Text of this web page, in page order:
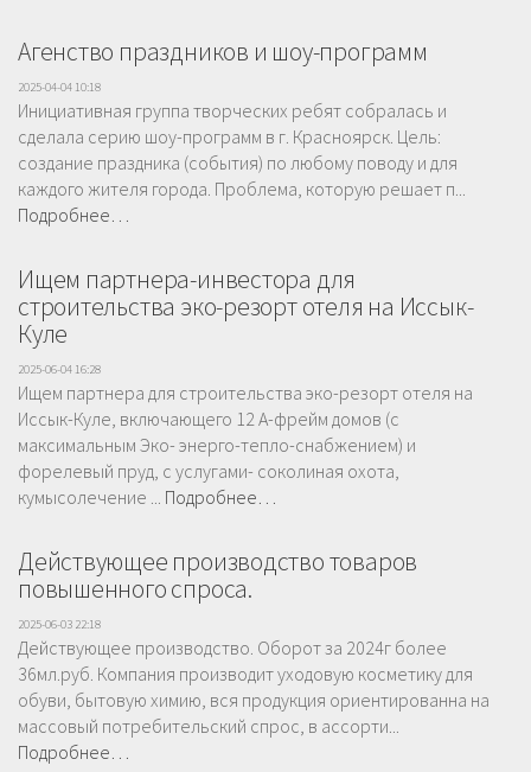
Агенство праздников и шоу-программ
2025-04-04 10:18
Инициативная группа творческих ребят собралась и
сделала серию шоу-программ в г. Красноярск. Цель:
создание праздника (события) по любому поводу и для
каждого жителя города. Проблема, которую решает п...
Подробнее…
Ищем партнера-инвестора для
строительства эко-резорт отеля на Иссык-
Куле
2025-06-04 16:28
Ищем партнера для строительства эко-резорт отеля на
Иссык-Куле, включающего 12 А-фрейм домов (с
максимальным Эко- энерго-тепло-снабжением) и
форелевый пруд, с услугами- соколиная охота,
кумысолечение ... Подробнее…
Действующее производство товаров
повышенного спроса.
2025-06-03 22:18
Действующее производство. Оборот за 2024г более
36мл.руб. Компания производит уходовую косметику для
обуви, бытовую химию, вся продукция ориентированна на
массовый потребительский спрос, в ассорти...
Подробнее…